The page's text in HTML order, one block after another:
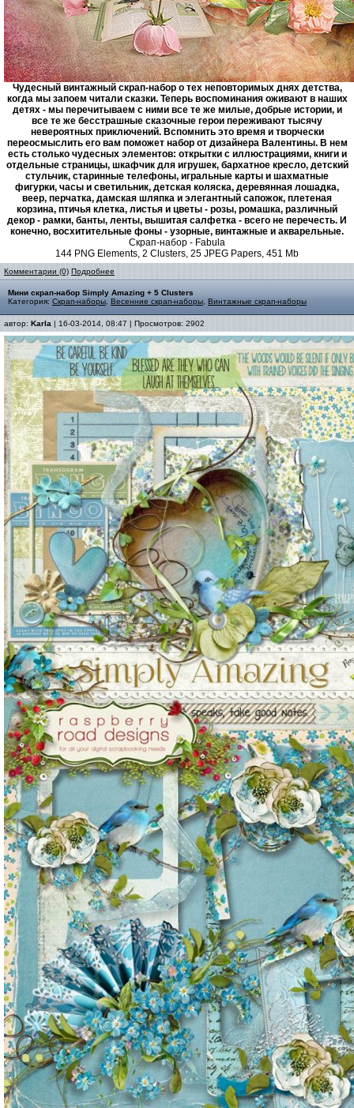
Чудесный винтажный скрап-набор о тех неповторимых днях детства,
когда мы запоем читали сказки. Теперь воспоминания оживают в наших
детях - мы перечитываем с ними все те же милые, добрые истории, и
все те же бесстрашные сказочные герои переживают тысячу
невероятных приключений. Вспомнить это время и творчески
переосмыслить его вам поможет набор от дизайнера Валентины. В нем
есть столько чудесных элементов: открытки с иллюстрациями, книги и
отдельные страницы, шкафчик для игрушек, бархатное кресло, детский
стульчик, старинные телефоны, игральные карты и шахматные
фигурки, часы и светильник, детская коляска, деревянная лошадка,
веер, перчатка, дамская шляпка и элегантный сапожок, плетеная
корзина, птичья клетка, листья и цветы - розы, ромашка, различный
декор - рамки, банты, ленты, вышитая салфетка - всего не перечесть. И
конечно, восхитительные фоны - узорные, винтажные и акварельные.
Скрап-набор - Fabula
144 PNG Elements, 2 Clusters, 25 JPEG Papers, 451 Mb
Комментарии (0) Подробнее
Мини скрап-набор Simply Amazing + 5 Сlusters
Категория: Скрап-наборы Весенние скрап-наборы Винтажные скрап-наборы
автор: Karla | 16-03-2014, 08:47 | Просмотров: 2902